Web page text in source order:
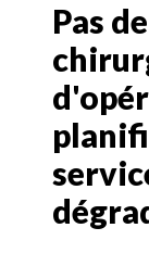
Pas